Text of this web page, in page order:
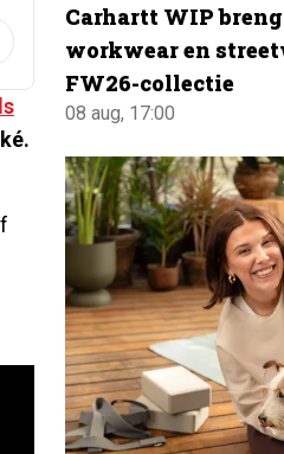
Carhartt WIP
workwear en
FW26-collectie
08 aug, 17:00